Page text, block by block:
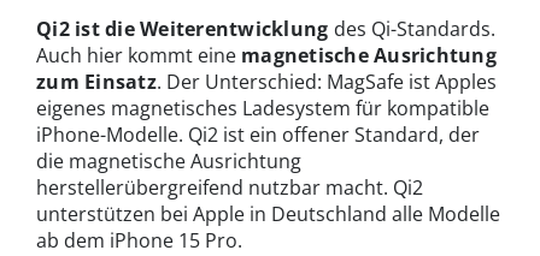
Qi2 ist die Weiterentwicklung des Qi-Standards.
Auch hier kommt eine magnetische Ausrichtung
zum Einsatz. Der Unterschied: MagSafe ist Apples
eigenes magnetisches Ladesystem für kompatible
iPhone-Modelle. Qi2 ist ein offener Standard, der
die magnetische Ausrichtung
herstellerübergreifend nutzbar macht. Qi2
unterstützen bei Apple in Deutschland alle Modelle
ab dem iPhone 15 Pro.